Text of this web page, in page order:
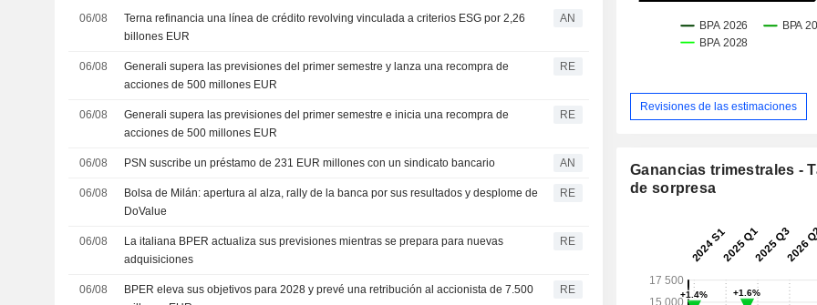
06/08
Terna refinancia una línea de crédito revolving vinculada a criterios ESG por 2,26
billones EUR
AN
06/08
Generali supera las previsiones del primer semestre y lanza una recompra de
acciones de 500 millones EUR
RE
06/08
Generali supera las previsiones del primer semestre e inicia una recompra de
acciones de 500 millones EUR
RE
06/08 PSN suscribe un préstamo de 231 EUR millones con un sindicato bancario AN
06/08
Bolsa de Milán: apertura al alza, rally de la banca por sus resultados y desplome de
DoValue
RE
06/08
La italiana BPER actualiza sus previsiones mientras se prepara para nuevas
adquisiciones
RE
06/08
BPER eleva sus objetivos para 2028 y prevé una retribución al accionista de 7.500
RE
Revisiones de las estimaciones
Ganancias trimestrales -
de sorpresa